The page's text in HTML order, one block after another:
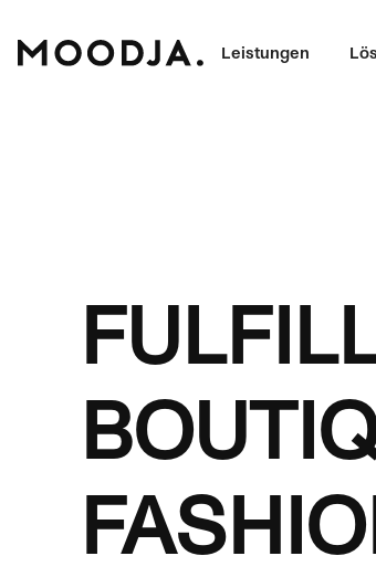
Leistungen